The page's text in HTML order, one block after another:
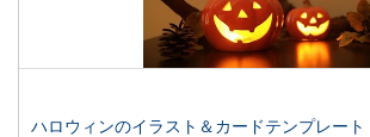
ハロウィンのイラスト＆カードテンプレート